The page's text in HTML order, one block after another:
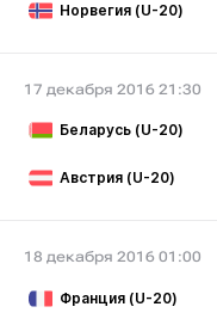
Норвегия (U-20)
17 декабря 2016 21:30
Беларусь (U-20)
Австрия (U-20)
18 декабря 2016 01:00
Франция (U-20)